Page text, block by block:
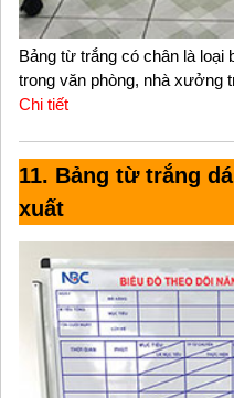
Bảng từ trắng có chân là
trong văn phòng, nhà xưởng
Chi tiết
11. Bảng từ trắng
xuất